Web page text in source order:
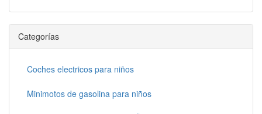
Categorías
Coches electricos para niños
Minimotos de gasolina para niños